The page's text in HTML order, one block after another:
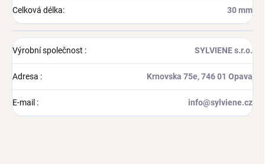
Celková délka: 30 mm
Výrobní společnost : SYLVIENE s.r.o.
Adresa : Krnovska 75e, 746 01 Opava
E-mail : info@sylviene.cz